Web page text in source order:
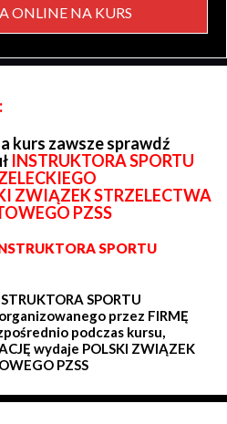
ONLINE NA KURS
kurs zawsze sprawdź
INSTRUKTORA SPORTU
ZWIĄZEK STRZELECTWA
PZSS
SPORTU
SPORTU
organizowanego przez FIRMĘ
podczas kursu,
wydaje POLSKI ZWIĄZEK
PZSS